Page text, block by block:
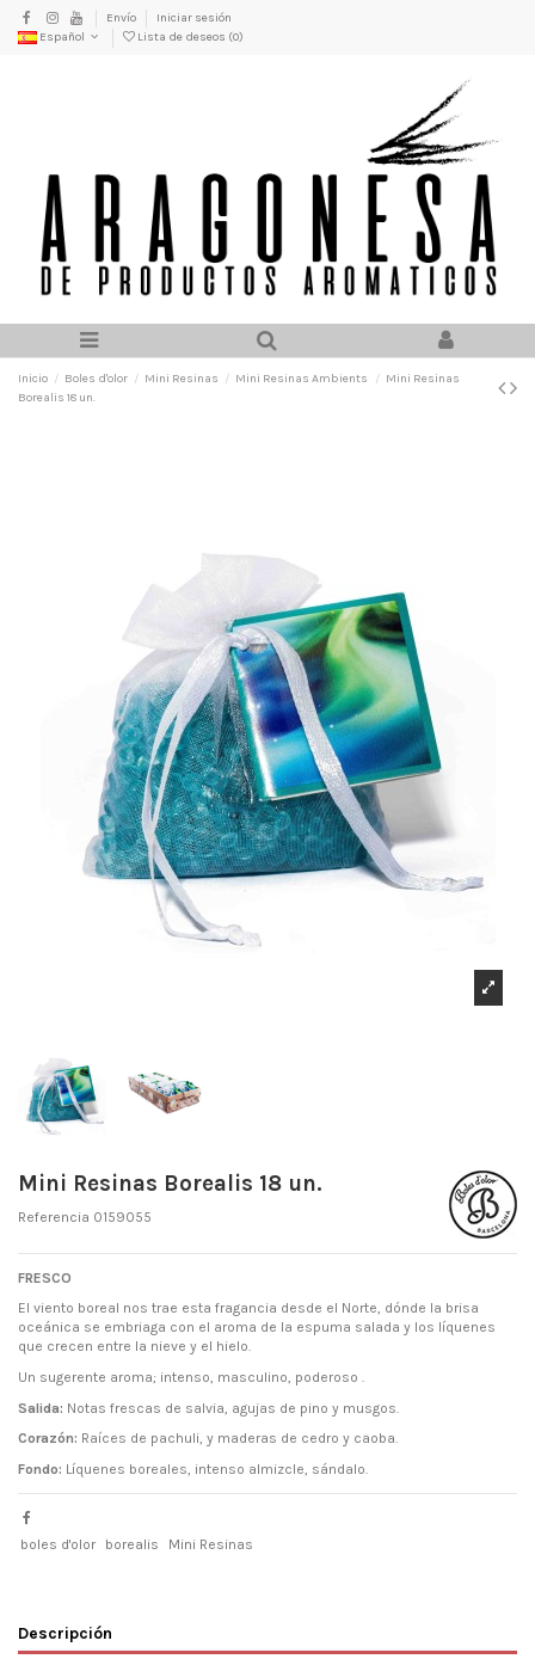
Envío
Iniciar sesión
Español
Lista de deseos (0)
Inicio Boles d'olor Mini Resinas Mini Resinas Ambients
Mini Resinas
Borealis 18 un.
Mini Resinas Borealis 18 un.
Referencia 0159055
FRESCO
El viento boreal nos trae esta fragancia desde el Norte, dónde la brisa
oceánica se embriaga con el aroma de la espuma salada y los líquenes
que crecen entre la nieve y el hielo.
Un sugerente aroma; intenso, masculino, poderoso .
Salida: Notas frescas de salvia, agujas de pino y musgos.
Corazón: Raíces de pachuli, y maderas de cedro y caoba.
Fondo: Líquenes boreales, intenso almizcle, sándalo.
boles d'olor borealis Mini Resinas
Descripción